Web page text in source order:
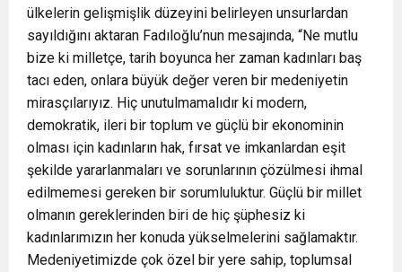
ülkelerin gelişmişlik düzeyini belirleyen unsurlardan
sayıldığını aktaran Fadıloğlu’nun mesajında, “Ne mutlu
bize ki milletçe, tarih boyunca her zaman kadınları baş
tacı eden, onlara büyük değer veren bir medeniyetin
mirasçılarıyız. Hiç unutulmamalıdır ki modern,
demokratik, ileri bir toplum ve güçlü bir ekonominin
olması için kadınların hak, fırsat ve imkanlardan eşit
şekilde yararlanmaları ve sorunlarının çözülmesi ihmal
edilmemesi gereken bir sorumluluktur. Güçlü bir millet
olmanın gereklerinden biri de hiç şüphesiz ki
kadınlarımızın her konuda yükselmelerini sağlamaktır.
Medeniyetimizde çok özel bir yere sahip, toplumsal